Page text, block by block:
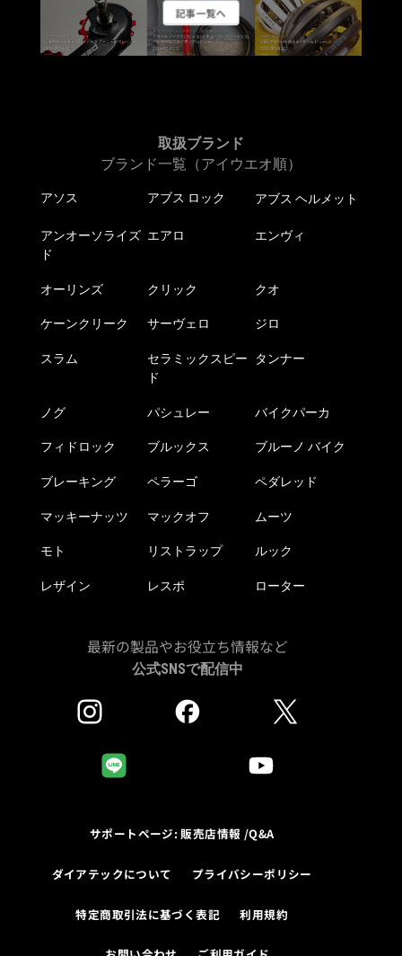
記事一覧へ
取扱ブランド
ブランド一覧（アイウエオ順）
アソス アブス ロック アブス ヘルメット
アンオーソライズ
ド
エアロ エンヴィ
オーリンズ クリック クオ
ケーンクリーク サーヴェロ ジロ
スラム
セラミックスピー
ド
タンナー
ノグ パシュレー バイクパーカ
フィドロック ブルックス ブルーノ バイク
ブレーキング ペラーゴ ペダレッド
マッキーナッツ マックオフ ムーツ
モト リストラップ ルック
レザイン レスポ ローター
最新の製品やお役立ち情報など
公式SNSで配信中
サポートページ: 販売店情報 /Q&A
ダイアテックについて プライバシーポリシー
特定商取引法に基づく表記 利用規約